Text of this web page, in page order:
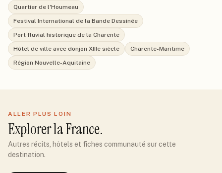
Quartier de l'Houmeau
Festival International de la Bande Dessinée
Port fluvial historique de la Charente
Hôtel de ville avec donjon XIIIe siècle
Charente-Maritime
Région Nouvelle-Aquitaine
ALLER PLUS LOIN
Explorerla France.
Autres récits, hôtels et fiches communauté sur cette
destination.